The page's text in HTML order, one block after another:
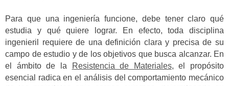
Para que una ingeniería funcione, debe tener claro qué
estudia y qué quiere lograr. En efecto, toda disciplina
ingenieril requiere de una definición clara y precisa de su
campo de estudio y de los objetivos que busca alcanzar. En
el ámbito de la
Resistencia de Materiales, el propósito
esencial radica en el análisis del comportamiento mecánico